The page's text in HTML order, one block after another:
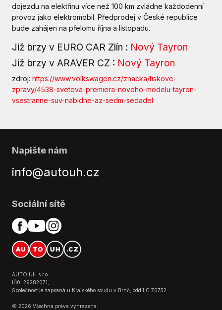
dojezdu na elektřinu více než 100 km zvládne každodenní
provoz jako elektromobil. Předprodej v České republice
bude zahájen na přelomu října a listopadu.
Již brzy v EURO CAR Zlín : Nový Tayron
Již brzy v ARAVER CZ : Nový Tayron
zdroj: https://www.volkswagen.cz/znacka/tiskove-
zpravy/4538-svetova-premiera-noveho-modelu-tayron-
vsestranne-suv-nabidne-az-sedm-sedadel
AUTO UH s.r.o.
IČ0: 29282071,
Společnost je zapsaná u Krajského soudu v Brně, oddíl C 70752
© 2026 Všechna práva vyhrazena.
Napište nám
info@autouh.cz
Sociální sítě